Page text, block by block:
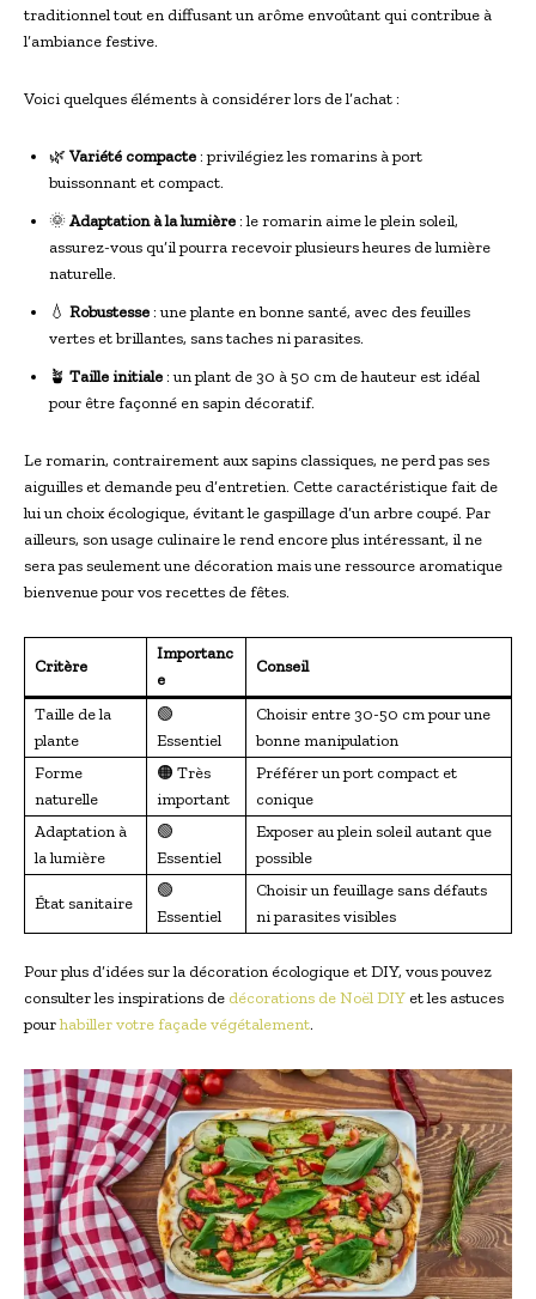
traditionnel tout en diffusant un arôme envoûtant qui contribue à
l’ambiance festive.
Voici quelques éléments à considérer lors de l’achat :
🌿 Variété compacte: privilégiez les romarins à port
buissonnant et compact.
🌞Adaptation à la lumière: le romarin aime le plein soleil,
assurez-vous qu’il pourra recevoir plusieurs heures de lumière
naturelle.
💧 Robustesse: une plante en bonne santé, avec des feuilles
vertes et brillantes, sans taches ni parasites.
🪴 Taille initiale: un plant de 30 à 50 cm de hauteur est idéal
pour être façonné en sapin décoratif.
Le romarin, contrairement aux sapins classiques, ne perd pas ses
aiguilles et demande peu d’entretien. Cette caractéristique fait de
lui un choix écologique, évitant le gaspillage d’un arbre coupé. Par
ailleurs, son usage culinaire le rend encore plus intéressant, il ne
sera pas seulement une décoration mais une ressource aromatique
bienvenue pour vos recettes de fêtes.
Critère
Importanc
e
Conseil
Taille de la
plante
🟢
Essentiel
Choisir entre 30-50 cm pour une
bonne manipulation
Forme
naturelle
🟠 Très
important
Préférer un port compact et
conique
Adaptation à
la lumière
🟢
Essentiel
Exposer au plein soleil autant que
possible
État sanitaire
🟢
Essentiel
Choisir un feuillage sans défauts
ni parasites visibles
Pour plus d’idées sur la décoration écologique et DIY, vous pouvez
consulter les inspirations de décorations de Noël DIY et les astuces
pourhabiller votre façade végétalement.